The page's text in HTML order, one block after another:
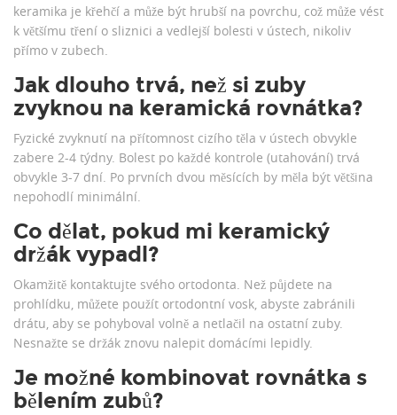
keramika je křehčí a může být hrubší na povrchu, což může vést
k většímu tření o sliznici a vedlejší bolesti v ústech, nikoliv
přímo v zubech.
Jak dlouho trvá, než si zuby
zvyknou na keramická rovnátka?
Fyzické zvyknutí na přítomnost cizího těla v ústech obvykle
zabere 2-4 týdny. Bolest po každé kontrole (utahování) trvá
obvykle 3-7 dní. Po prvních dvou měsících by měla být většina
nepohodlí minimální.
Co dělat, pokud mi keramický
držák vypadl?
Okamžitě kontaktujte svého ortodonta. Než půjdete na
prohlídku, můžete použít ortodontní vosk, abyste zabránili
drátu, aby se pohyboval volně a netlačil na ostatní zuby.
Nesnažte se držák znovu nalepit domácími lepidly.
Je možné kombinovat rovnátka s
bělením zubů?